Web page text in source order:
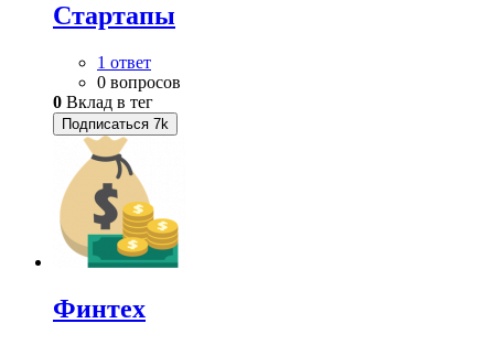
Стартапы
1 ответ
0 вопросов
0 Вклад в тег
Подписаться 7k
Финтех